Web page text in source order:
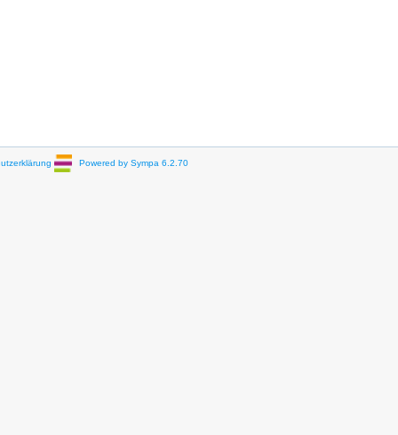
Powered by Sympa 6.2.70